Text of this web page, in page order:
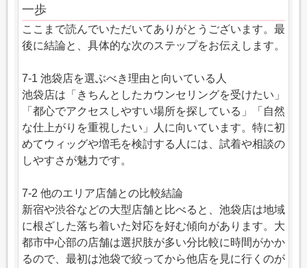
一歩
ここまで読んでいただいてありがとうございます。最
後に結論と、具体的な次のステップをお伝えします。
7-1 池袋店を選ぶべき理由と向いている人
池袋店は「きちんとしたカウンセリングを受けたい」
「都心でアクセスしやすい場所を探している」「自然
な仕上がりを重視したい」人に向いています。特に初
めてウィッグや増毛を検討する人には、試着や相談の
しやすさが魅力です。
7-2 他のエリア店舗との比較結論
新宿や渋谷などの大型店舗と比べると、池袋店は地域
に根ざした落ち着いた対応を好む傾向があります。大
都市中心部の店舗は選択肢が多い分比較に時間がかか
るので、最初は池袋で絞ってから他店を見に行くのが